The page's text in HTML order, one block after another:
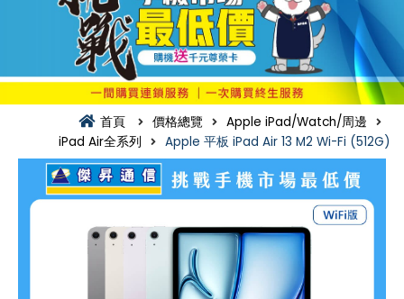
首頁 價格總覽
Apple iPad/Watch/周邊
iPad Air全系列
Apple 平板 iPad Air 13 M2 Wi-Fi (512G)